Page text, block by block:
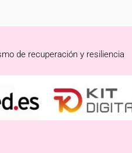
de recuperación y resiliencia